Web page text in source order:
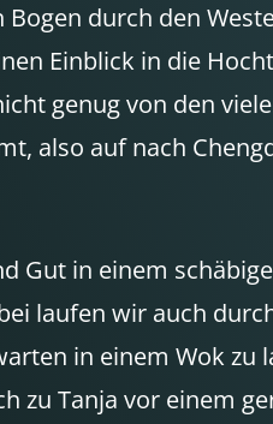
Bogen durch den
Einblick in die
genug von den
also auf nach
Gut in einem
laufen wir auch
in einem Wok zu
zu Tanja vor einem